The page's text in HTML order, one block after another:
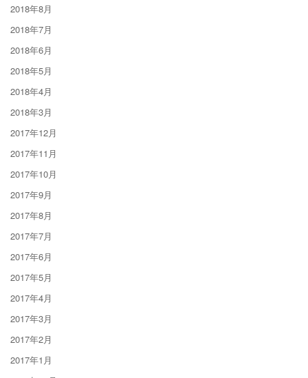
2018年8月
2018年7月
2018年6月
2018年5月
2018年4月
2018年3月
2017年12月
2017年11月
2017年10月
2017年9月
2017年8月
2017年7月
2017年6月
2017年5月
2017年4月
2017年3月
2017年2月
2017年1月